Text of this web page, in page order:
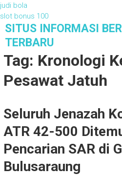
judi bola
slot bonus 100
e
SITUS INFORMASI
TERBARU
Tag: Kronologi
Pesawat Jatuh
Seluruh Jenazah
ATR 42-500
Pencarian SAR di
Bulusaraung